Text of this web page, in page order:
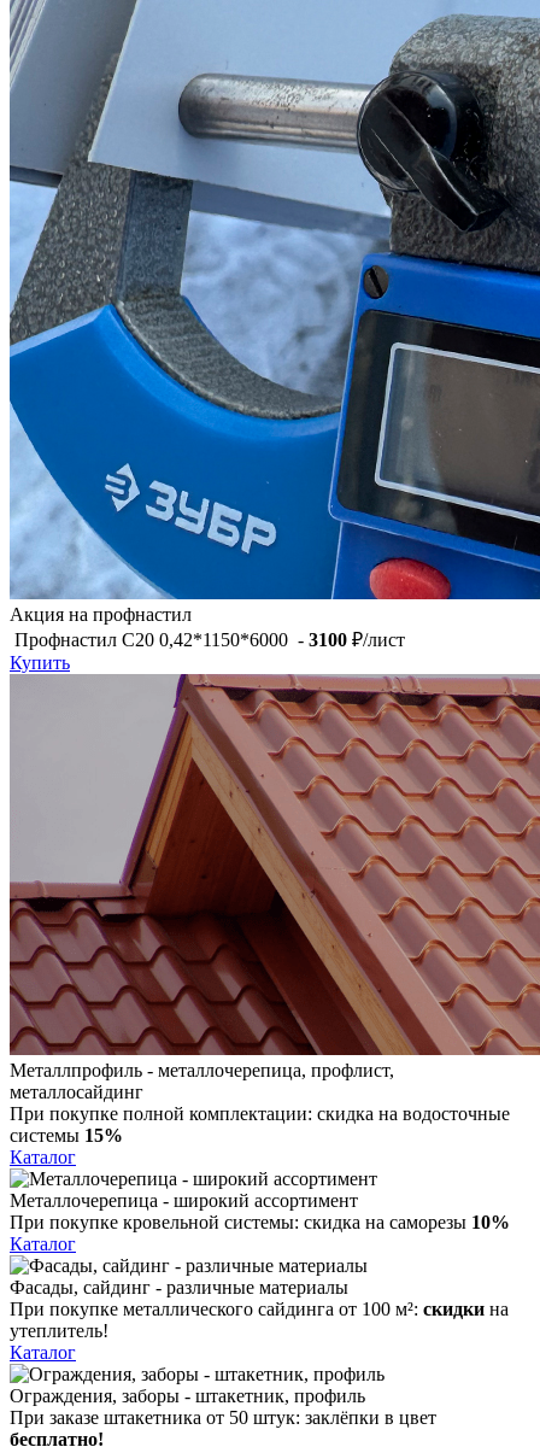
Акция на профнастил
Профнастил С20 0,42*1150*6000 - 3100 ₽/лист
Купить
Металлпрофиль - металлочерепица, профлист,
металлосайдинг
При покупке полной комплектации: скидка на водосточные
системы 15%
Каталог
Металлочерепица - широкий ассортимент
При покупке кровельной системы: скидка на саморезы 10%
Каталог
Фасады, сайдинг - различные материалы
При покупке металлического сайдинга от 100 м²: скидки на
утеплитель!
Каталог
Ограждения, заборы - штакетник, профиль
При заказе штакетника от 50 штук: заклёпки в цвет
бесплатно!